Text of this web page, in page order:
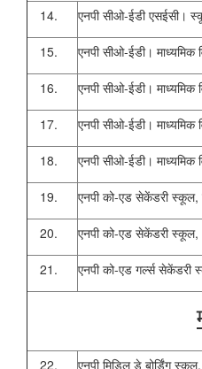
14. एनपी सीओ-ईडी एसईसी।
15. एनपी सीओ-ईडी। माध्यमिक
16. एनपी सीओ-ईडी। माध्यमिक
17. एनपी सीओ-ईडी। माध्यमिक
18. एनपी सीओ-ईडी। माध्यमिक
19. एनपी को-एड सेकेंडरी स्कूल,
20. एनपी को-एड सेकेंडरी
21. एनपी को-एड गर्ल्स सेकेंडरी
22. एनपी मिडिल डे बोर्डिंग